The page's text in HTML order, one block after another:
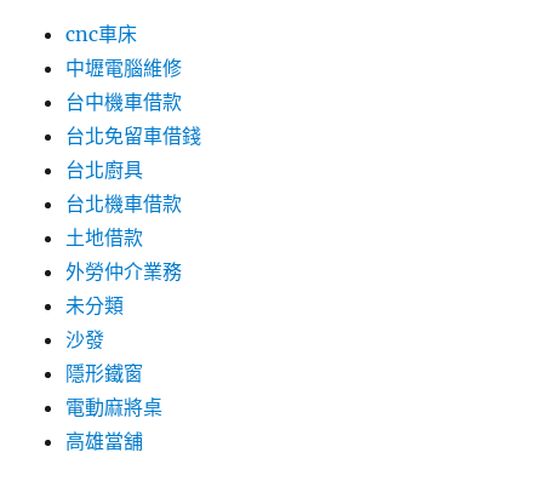
cnc車床
中壢電腦維修
台中機車借款
台北免留車借錢
台北廚具
台北機車借款
土地借款
外勞仲介業務
未分類
沙發
隱形鐵窗
電動麻將桌
高雄當舖